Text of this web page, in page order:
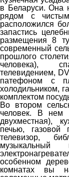
в Беларуси. Она
рядом с
расположился
запастись
размещения 8
современный
прошлого
человека),
телевидением,
патефоном с
холодильником,
комплектом
Во втором
человек. В нем
двухместная),
печью,
телевизор,
особенном
комнатах вы